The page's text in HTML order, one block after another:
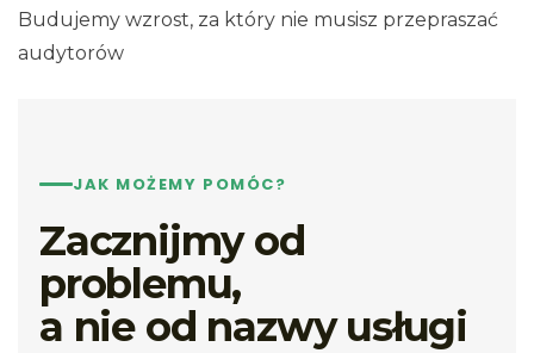
Budujemy wzrost, za który nie musisz przepraszać
audytorów
JAK MOŻEMY POMÓC?
Zacznijmy od
problemu,
a nie od nazwy usługi